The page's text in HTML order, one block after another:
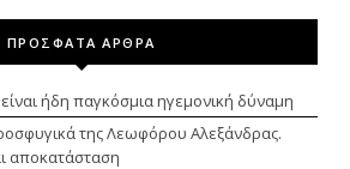
ΠΡΟΣΦΑΤΑ ΑΡΘΡΑ
ήδη παγκόσμια ηγεμονική δύναμη
της Λεωφόρου Αλεξάνδρας.
αποκατάσταση